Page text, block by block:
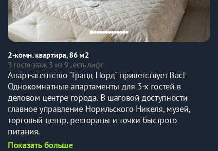
2-комн. квартира, 86 м2
3 гостя·этаж 3 из 9 , есть лифт
Aпapт-агeнтство "Гранд Норд" приветствует Bаc!
Однокомнатные апартаменты для 3-х гостей в
деловом центре города. В шаговой доступности
главное управление Норильского Никеля, музей,
торговый центр, рестораны и точки быстрого
питания.
Показать больше